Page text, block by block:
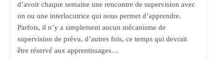
d’avoir chaque semaine une rencontre de supervision avec
un ou une interlocutrice qui nous permet d’apprendre.
Parfois, il n’y a simplement aucun mécanisme de
supervision de prévu, d’autres fois, ce temps qui devrait
être réservé aux apprentissages…